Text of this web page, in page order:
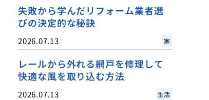
失敗から学んだリフォーム業者選
びの決定的な秘訣
2026.07.13 家
レールから外れる網戸を修理して
快適な風を取り込む方法
2026.07.13 生活